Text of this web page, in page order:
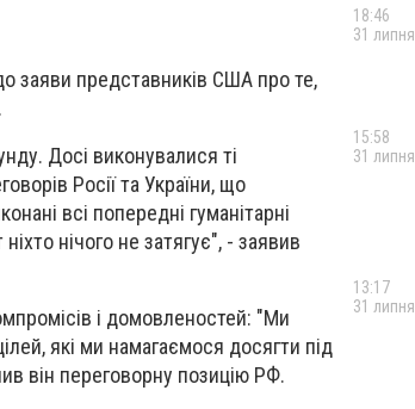
заяви представників США про те,
Досі виконувалися ті
Росії та України, що
всі попередні гуманітарні
нічого не затягує", - заявив
і домовленостей: "Ми
які ми намагаємося досягти під
він переговорну позицію РФ.
18:46
31 липня
15:58
31 липня
13:17
31 липня